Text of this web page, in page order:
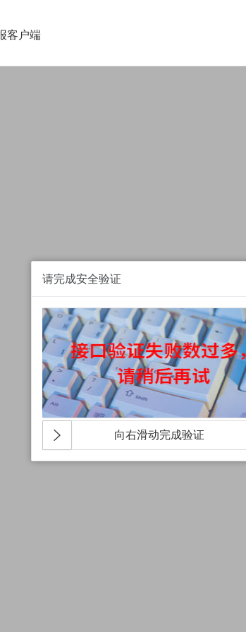
客户端
请完成安全验证
向右滑动完成验证